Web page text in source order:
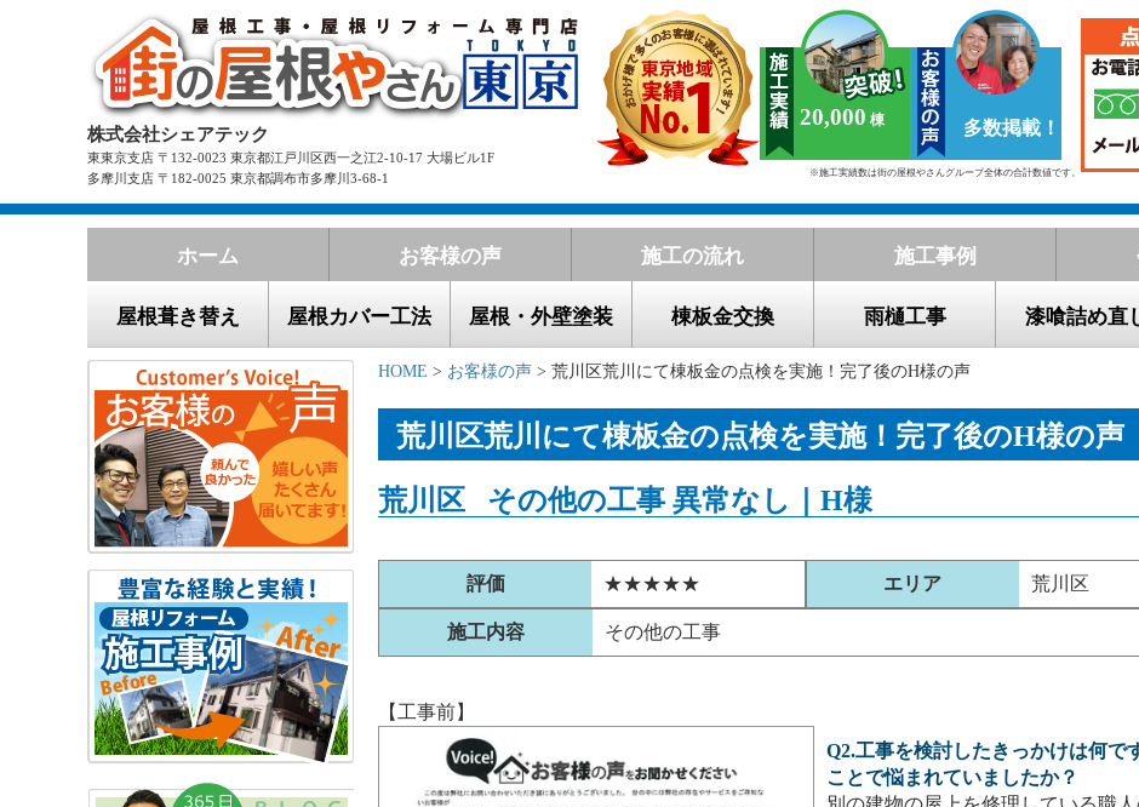
株式会社シェアテック
東東京支店 〒132-0023 東京都江戸川区西一之江2-10-17 大場ビル1F
多摩川支店 〒182-0025 東京都調布市多摩川3-68-1
20,000 多数掲載！
※施工実績数は街の屋根やさんグループ全体の合計数値です。
ホーム お客様の声 施工の流れ 施工事例
屋根葺き替え 屋根カバー工法 屋根・外壁塗装 棟板金交換 雨樋工事 漆喰詰め直
HOME > お客様の声 > 荒川区荒川にて棟板金の点検を実施！完了後のH様の声
荒川区荒川にて棟板金の点検を実施！完了後のH様の声
荒川区 その他の工事 異常なし｜H様
評価 ★★★★★ エリア 荒川区
施工内容 その他の工事
【工事前】
Q2.工事を検討したきっかけは何で
ことで悩まれていましたか？